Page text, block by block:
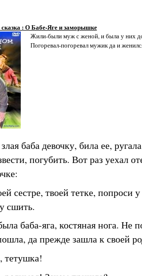
сказка : О Бабе-Яге и заморышке
Жили-были муж с женой, и была у них
Погоревал-погоревал мужик да и
баба девочку, била ее,
погубить. Вот раз уехал
сестре, твоей тетке, попроси
сшить.
баба-яга, костяная нога. Не
да прежде зашла к своей
тетушка!